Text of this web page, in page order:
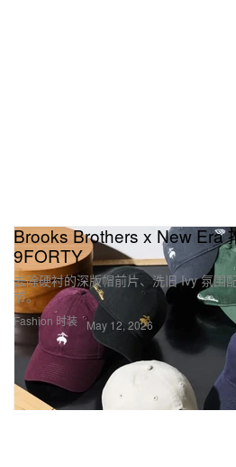
Fashion 时装
Brooks Brothers x New Era
9FORTY
去除硬衬的深版帽前片、洗旧 Ivy 氛围
节。
May 12, 2026